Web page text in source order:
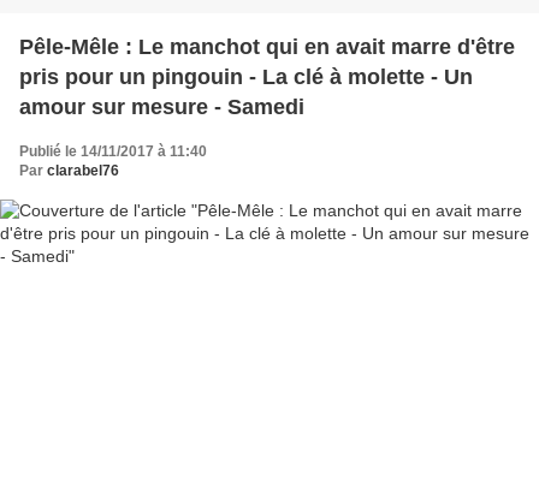
Pêle-Mêle : Le manchot qui en avait marre d'être
pris pour un pingouin - La clé à molette - Un
amour sur mesure - Samedi
Publié le 14/11/2017 à 11:40
Par clarabel76